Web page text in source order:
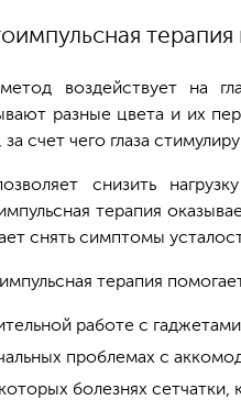
воздействует на
разные цвета и их
за счет чего глаза
снизить
терапия
снять симптомы
терапия
работе с
проблемах с
болезнях сетчатки,